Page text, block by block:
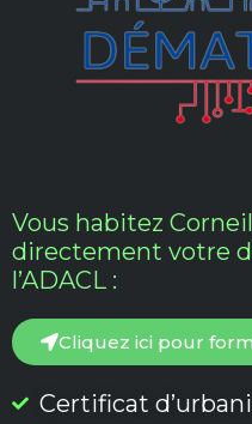
Vous habitez
directement votre
l’ADACL :
Cliquez ici pour
Certificat